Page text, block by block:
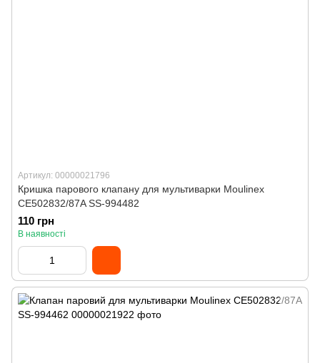
Артикул: 00000021796
Кришка парового клапану для мультиварки Moulinex
CE502832/87A SS-994482
110 грн
В наявності